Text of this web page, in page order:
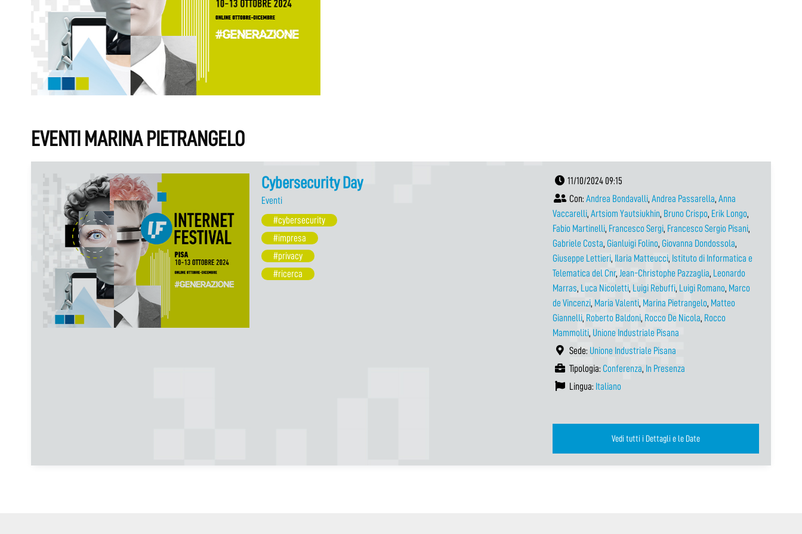
EVENTI MARINA PIETRANGELO
Cybersecurity Day
Eventi
#cybersecurity
#impresa
#privacy
#ricerca
11/10/2024 09:15
Con: Andrea Bondavalli, Andrea Passarella, Anna
Vaccarelli, Artsiom Yautsiukhin, Bruno Crispo, Erik Longo,
Fabio Martinelli, Francesco Sergi, Francesco Sergio Pisani,
Gabriele Costa, Gianluigi Folino, Giovanna Dondossola,
Giuseppe Lettieri, Ilaria Matteucci, Istituto di Informatica e
Telematica del Cnr, Jean-Christophe Pazzaglia, Leonardo
Marras, Luca Nicoletti, Luigi Rebuffi, Luigi Romano, Marco
de Vincenzi, Maria Valenti, Marina Pietrangelo, Matteo
Giannelli, Roberto Baldoni, Rocco De Nicola, Rocco
Mammoliti, Unione Industriale Pisana
Sede: Unione Industriale Pisana
Tipologia: Conferenza, In Presenza
Lingua: Italiano
Vedi tutti i Dettagli e le Date